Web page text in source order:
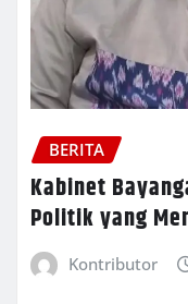
BERITA
Kabinet
Politik yang
Kontributor